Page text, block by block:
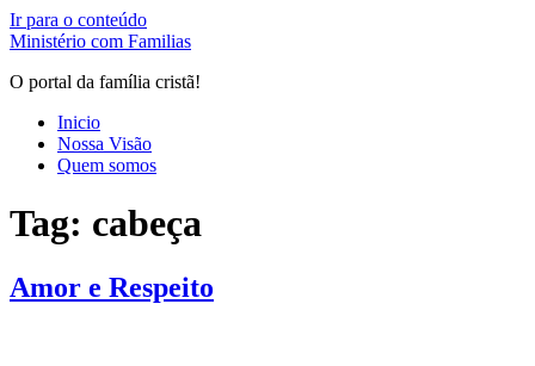
Ir para o conteúdo
Ministério com Familias
O portal da família cristã!
Inicio
Nossa Visão
Quem somos
Tag: cabeça
Amor e Respeito